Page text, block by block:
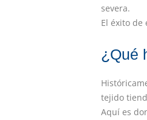
severa.
El éxito
¿Qué
tejido
Aquí es